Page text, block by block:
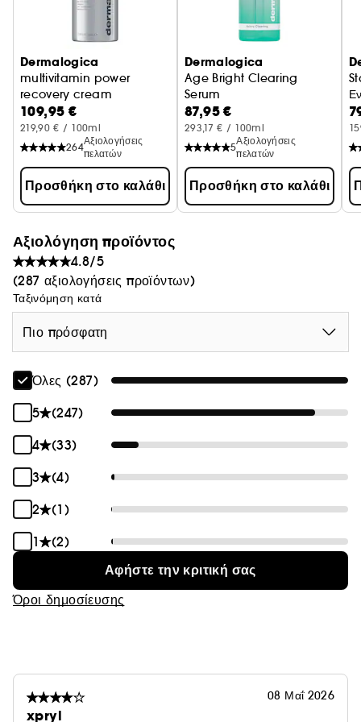
Dermalogica
multivitamin power
recovery cream
επανορθωτική πολυβιταμινούχα κρέμα
109,95 €
219,90 € / 100ml
264
Αξιολογήσεις
πελατών
Προσθήκη στο καλάθι
Dermalogica
Age Bright Clearing
Serum
Anti-blemish
87,95 €
293,17 € / 100ml
5
Αξιολογήσεις
πελατών
Προσθήκη στο καλάθι
Αξιολόγηση προϊόντος
4.8/5
(287 αξιολογήσεις προϊόντων)
Ταξινόμηση κατά
Πιο πρόσφατη
Όλες (287)
5
(247)
4
(33)
3
(4)
2
(1)
1
(2)
Αφήστε την κριτική σας
Όροι δημοσίευσης
08 Μαΐ 2026
xpryl